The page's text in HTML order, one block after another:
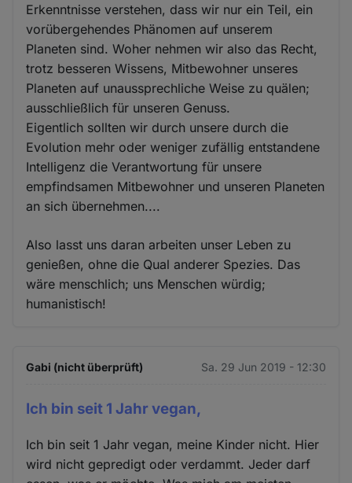
Erkenntnisse verstehen, dass wir nur ein Teil, ein
vorübergehendes Phänomen auf unserem
Planeten sind. Woher nehmen wir also das Recht,
trotz besseren Wissens, Mitbewohner unseres
Planeten auf unaussprechliche Weise zu quälen;
ausschließlich für unseren Genuss.
Eigentlich sollten wir durch unsere durch die
Evolution mehr oder weniger zufällig entstandene
Intelligenz die Verantwortung für unsere
empfindsamen Mitbewohner und unseren Planeten
an sich übernehmen....
Also lasst uns daran arbeiten unser Leben zu
genießen, ohne die Qual anderer Spezies. Das
wäre menschlich; uns Menschen würdig;
humanistisch!
Gabi (nicht überprüft) Sa. 29 Jun 2019 - 12:30
Ich bin seit 1 Jahr vegan,
Ich bin seit 1 Jahr vegan, meine Kinder nicht. Hier
wird nicht gepredigt oder verdammt. Jeder darf